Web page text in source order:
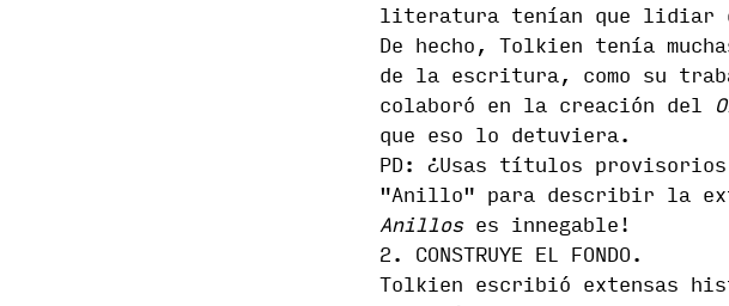
literatura tenían que lidiar
De hecho, Tolkien tenía
de la escritura, como su
colaboró ​​en la creación del
que eso lo detuviera.
PD: ¿Usas títulos
"Anillo" para describir la
Anilloses innegable!
2. CONSTRUYE EL FONDO.
Tolkien escribió extensas